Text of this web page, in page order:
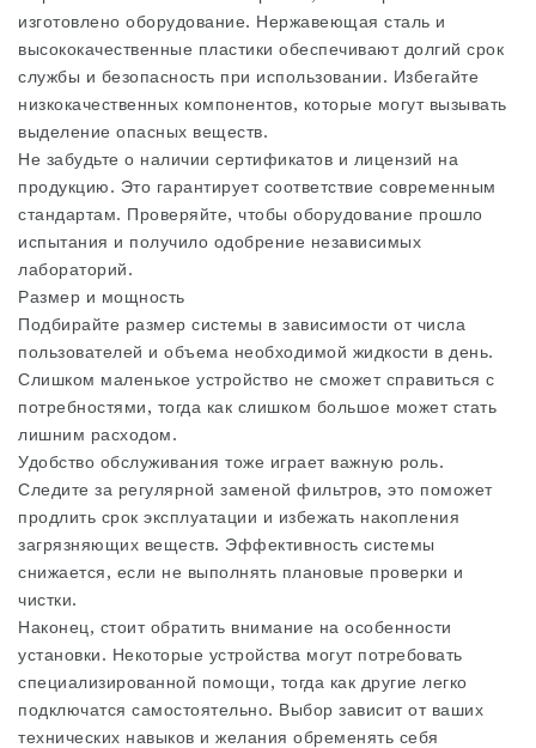
изготовлено оборудование. Нержавеющая сталь и
высококачественные пластики обеспечивают долгий срок
службы и безопасность при использовании. Избегайте
низкокачественных компонентов, которые могут вызывать
выделение опасных веществ.
Не забудьте о наличии сертификатов и лицензий на
продукцию. Это гарантирует соответствие современным
стандартам. Проверяйте, чтобы оборудование прошло
испытания и получило одобрение независимых
лабораторий.
Размер и мощность
Подбирайте размер системы в зависимости от числа
пользователей и объема необходимой жидкости в день.
Слишком маленькое устройство не сможет справиться с
потребностями, тогда как слишком большое может стать
лишним расходом.
Удобство обслуживания тоже играет важную роль.
Следите за регулярной заменой фильтров, это поможет
продлить срок эксплуатации и избежать накопления
загрязняющих веществ. Эффективность системы
снижается, если не выполнять плановые проверки и
чистки.
Наконец, стоит обратить внимание на особенности
установки. Некоторые устройства могут потребовать
специализированной помощи, тогда как другие легко
подключатся самостоятельно. Выбор зависит от ваших
технических навыков и желания обременять себя